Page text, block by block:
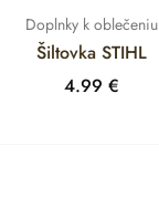
Doplnky k oblečeniu
Šiltovka STIHL
4.99 €